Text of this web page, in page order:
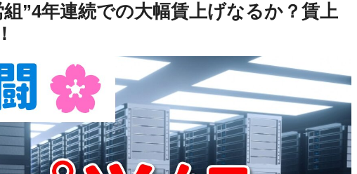
組”4年連続での大幅賃上げなるか？賃上